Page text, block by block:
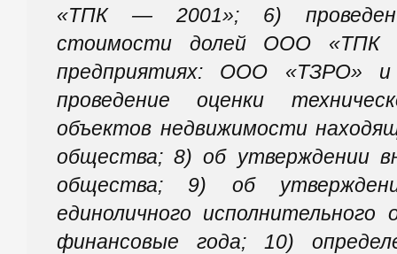
«ТПК — 2001»; 6)
стоимости долей ООО «ТПК
предприятиях: ООО «ТЗРО»
проведение оценки
объектов недвижимости
общества; 8) об утверждении
общества; 9) об
единоличного
финансовые года; 10)